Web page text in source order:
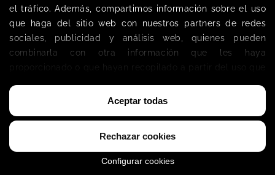
el tráfico. Además, compartimos información sobre el uso
que haga del sitio web con nuestros partners de redes
sociales, publicidad y análisis web, quienes pueden
combinarla con otra información que les haya
proporcionado o que hayan recopilado a partir del uso que
Aceptar todas
Configurar cookies
Rechazar cookies